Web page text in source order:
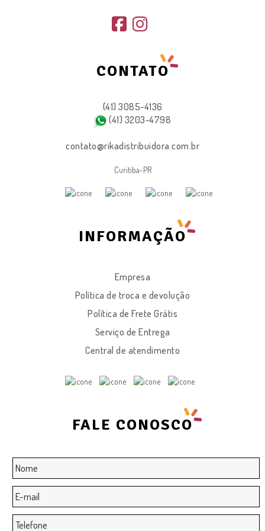
CONTATO
(41) 3085-4136
(41) 3203-4798
contato@rikadistribuidora.com.br
Curitiba-PR
INFORMAÇÃO
Empresa
Política de troca e devolução
Política de Frete Grátis
Serviço de Entrega
Central de atendimento
FALE CONOSCO
Nome *
E-
mail *
Telefone